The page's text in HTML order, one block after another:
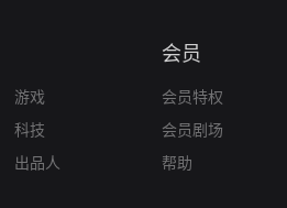
游戏
科技
出品人
会员
会员特权
会员剧场
帮助